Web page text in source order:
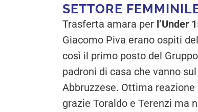
SETTORE
Trasferta amara per l’Under
Giacomo Piva erano ospiti
così il primo posto del
padroni di casa che vanno
Abbruzzese. Ottima
grazie Toraldo e Terenzi ma